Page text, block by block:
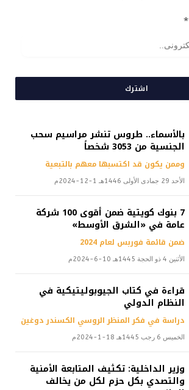
*
اشترك
بالأسماء.. طروس تنشر مراسيم سحب
الجنسية من 3053 شخصاً
وممن يكون قد اكتسبها معهم بالتبعية
الأحد 29 جمادى الأولى 1446هـ 1-12-2024م
7 بنوك كويتية ضمن أقوى 100 شركة
عامة في «الشرق الأوسط»
ضمن قائمة فوربس لعام 2024
الأثنين 4 ذو الحجة 1445هـ 10-6-2024م
قراءة في كتاب الجيوبوليتيكية في
النظام الدولي
دراسة في فكر المنظر الروسي الكسندر دوغين
الخميس 6 رجب 1445هـ 18-1-2024م
وزير الداخلية: تكثيف المتابعة الأمنية
والتصدي بكل حزم لكل من يخالف